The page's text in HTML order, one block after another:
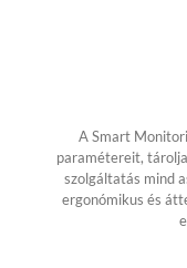
A Smart
paramétereit,
szolgáltatás mind
ergonómikus és